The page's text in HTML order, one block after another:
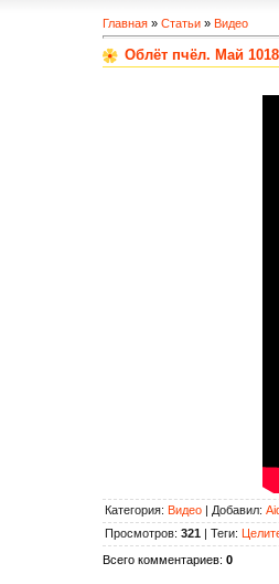
Главная» Статьи» Видео
Облёт пчёл. Май 1018
Категория: Видео| Добавил:
Просмотров: 321| Теги:
Всего комментариев: 0